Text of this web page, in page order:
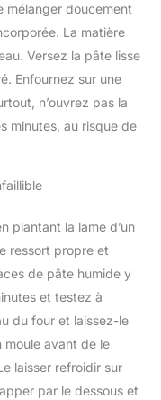
mélanger doucement
La matière
Versez la pâte lisse
Enfournez sur une
n’ouvrez pas la
minutes, au risque de
plantant la lame d’un
ressort propre et
de pâte humide y
et testez à
du four et laissez-le
moule avant de le
laisser refroidir sur
par le dessous et